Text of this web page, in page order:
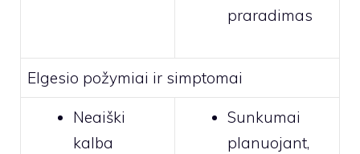
praradimas
Elgesio požymiai ir simptomai
Neaiški
kalba
Sunkumai
planuojant,